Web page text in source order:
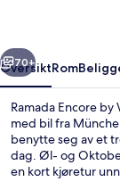
Neste
70+
OversiktRom
Ramada Encore
med bil fra
benytte seg av et
dag. Øl- og
en kort kjøretur